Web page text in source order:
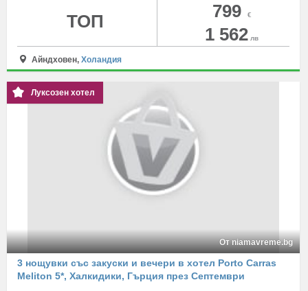
799 €
1 562 лв
ТОП
Айндховен,Холандия
Луксозен хотел
От niamavreme.bg
3 нощувки със закуски и вечери в хотел Porto Carras
Meliton 5*, Халкидики, Гърция през Септември